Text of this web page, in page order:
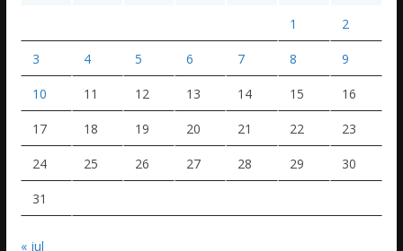
1 2
3 4 5 6 7 8 9
10 11 12 13 14 15 16
17 18 19 20 21 22 23
24 25 26 27 28 29 30
31
« jul